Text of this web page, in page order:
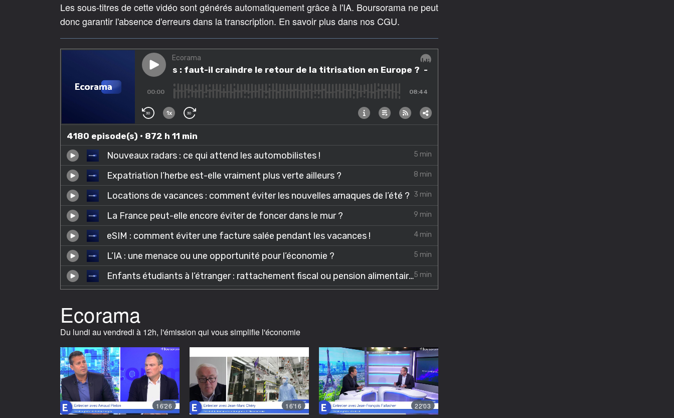
Les sous-titres de cette vidéo sont générés automatiquement grâce à l'IA. Boursorama ne peut
donc garantir l'absence d'erreurs dans la transcription. En savoir plus dans nos CGU.
Ecorama
Du lundi au vendredi à 12h, l'émission qui vous simplifie l'économie
16'26 16'16 22'03